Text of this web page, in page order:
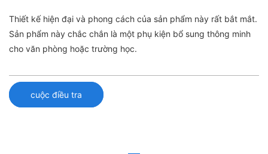
Thiết kế hiện đại và phong cách của sản phẩm này rất bắt mắt.
Sản phẩm này chắc chắn là một phụ kiện bổ sung thông minh
cho văn phòng hoặc trường học.
cuộc điều tra